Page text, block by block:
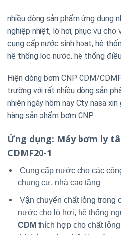
nhiều dòng sản phẩm ứng dụng
nghiệp nhiệt, lò hơi, phục vụ
cung cấp nước sinh hoạt, hệ
hệ thống lọc nước, hệ thống
Hiện dòng bơm CNP CDM/
trường với rất nhiều dòng sản
nhiên ngày hôm nay Cty nasa
hàng sản phẩm bơm CNP
Ứng dụng: Máy bơm ly
CDMF20-1
Cung cấp nước cho các
chung cư, nhà cao tầng
Vận chuyển chất lỏng trong
nước cho lò hơi, hệ thống
CDM thích hợp cho chất